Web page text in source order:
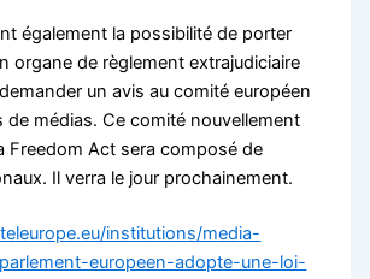
également la possibilité de porter
organe de règlement extrajudiciaire
un avis au comité européen
de médias. Ce comité nouvellement
Freedom Act sera composé de
Il verra le jour prochainement.
institutions/media-
europeen-adopte-une-loi-